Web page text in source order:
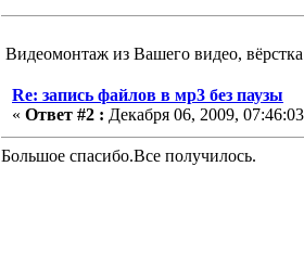
Видеомонтаж из Вашего видео,
Re: запись файлов в мр3 без паузы
« Ответ #2 : Декабря 06, 2009,
Большое спасибо.Все получилось.